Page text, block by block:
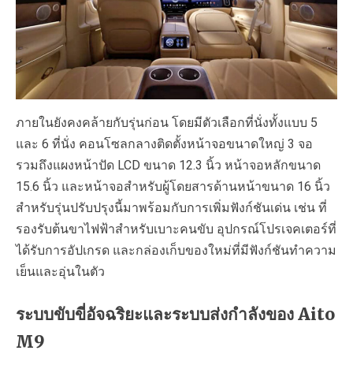
ภายในยังคงคล้ายกับรุ่นก่อน โดยมีตัวเลือกที่นั่งทั้งแบบ 5
และ 6 ที่นั่ง คอนโซลกลางติดตั้งหน้าจอขนาดใหญ่ 3 จอ
รวมถึงแผงหน้าปัด LCD ขนาด 12.3 นิ้ว หน้าจอหลักขนาด
15.6 นิ้ว และหน้าจอสำหรับผู้โดยสารด้านหน้าขนาด 16 นิ้ว
สำหรับรุ่นปรับปรุงนี้มาพร้อมกับการเพิ่มฟังก์ชันเด่น เช่น ที่
รองรับต้นขาไฟฟ้าสำหรับเบาะคนขับ อุปกรณ์โปรเจคเตอร์ที่
ได้รับการอัปเกรด และกล่องเก็บของใหม่ที่มีฟังก์ชันทำความ
เย็นและอุ่นในตัว
ระบบขับขี่อัจฉริยะและระบบส่งกำลังของ Aito
M9